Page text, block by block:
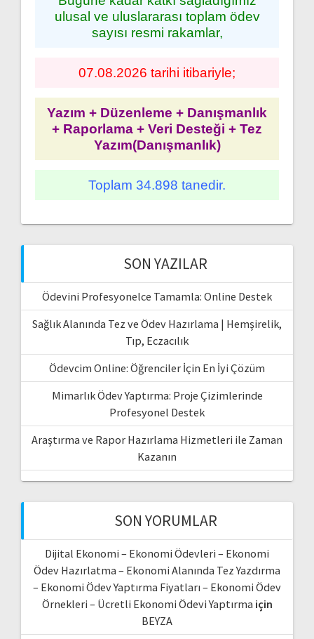
ulusal ve uluslararası toplam ödev
sayısı resmi rakamlar,
07.08.2026 tarihi itibariyle;
Yazım + Düzenleme + Danışmanlık
+ Raporlama + Veri Desteği + Tez
Yazım(Danışmanlık)
Toplam 34.898 tanedir.
SON YAZILAR
Ödevini Profesyonelce Tamamla: Online Destek
Sağlık Alanında Tez ve Ödev Hazırlama | Hemşirelik,
Tıp, Eczacılık
Ödevcim Online: Öğrenciler İçin En İyi Çözüm
Mimarlık Ödev Yaptırma: Proje Çizimlerinde
Profesyonel Destek
Araştırma ve Rapor Hazırlama Hizmetleri ile Zaman
Kazanın
SON YORUMLAR
Dijital Ekonomi – Ekonomi Ödevleri – Ekonomi
Ödev Hazırlatma – Ekonomi Alanında Tez Yazdırma
– Ekonomi Ödev Yaptırma Fiyatları – Ekonomi Ödev
Örnekleri – Ücretli Ekonomi Ödevi Yaptırma için
BEYZA